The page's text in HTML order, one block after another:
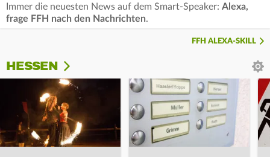
Immer die neuesten News auf dem Smart-Speaker: Alexa,
frage FFH nach den Nachrichten.
FFH ALEXA-SKILL
HESSEN